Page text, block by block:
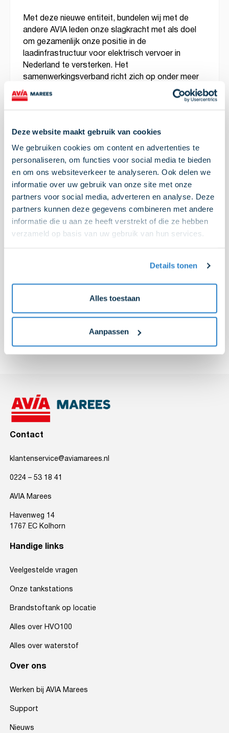
Deze website maakt gebruik van cookies
We gebruiken cookies om content en advertenties te
personaliseren, om functies voor social media te bieden
en om ons websiteverkeer te analyseren. Ook delen we
informatie over uw gebruik van onze site met onze
partners voor social media, adverteren en analyse. Deze
partners kunnen deze gegevens combineren met andere
informatie die u aan ze heeft verstrekt of die ze hebben
verzameld op basis van uw gebruik van hun services.
Details tonen
Alles toestaan
Aanpassen
Met deze nieuwe entiteit, bundelen wij met de
andere AVIA leden onze slagkracht met als doel
om gezamenlijk onze positie in de
laadinfrastructuur voor elektrisch vervoer in
Nederland te versterken. Het
samenwerkingsverband richt zich op onder meer
landelijke aanbestedingen in het publieke en
private domein. Voor de lokale activiteiten gericht
“Met deze ontwikkeling vergroten wij onze
mogelijkheden om te participeren in landelijke
aanbestedingen voor laadinfrastructuur en
stellen wij onszelf zodoende in staat om nog
sneller stappen voorwaarts te zetten in de
energietransitie en bij te dragen aan de
verduurzaming van vervoer in Nederland” legt
Ruben Leijdekker uit, algemeen directeur van de
Contact
klantenservice@aviamarees.nl
0224 – 53 18 41
AVIA Marees
Havenweg 14
1767 EC Kolhorn
Handige links
Veelgestelde vragen
Onze tankstations
Brandstoftank op locatie
Alles over HVO100
Alles over waterstof
Over ons
Werken bij AVIA Marees
Support
Nieuws